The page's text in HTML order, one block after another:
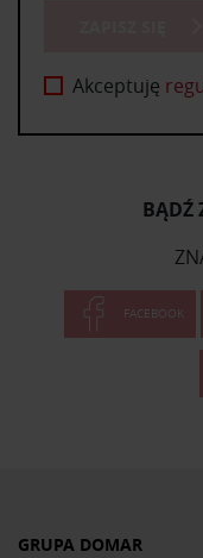
Akceptuję
BĄDŹ
FACEBOOK
GRUPA DOMAR